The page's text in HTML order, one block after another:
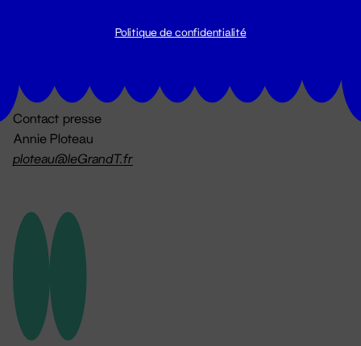
Contact presse
Annie Ploteau
ploteau@leGrandT.fr
Politique de confidentialité